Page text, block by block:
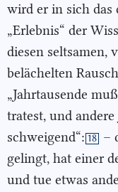
wird er in sich das
„Erlebnis“ der
diesen seltsamen,
belächelten
„Jahrtausende
tratest, und
schweigend“: 18 –
gelingt, hat einer
und tue etwas